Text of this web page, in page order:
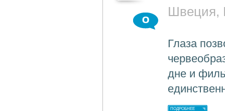
Швеция,
0
Глаза
дне и
ПОДРОБНЕЕ